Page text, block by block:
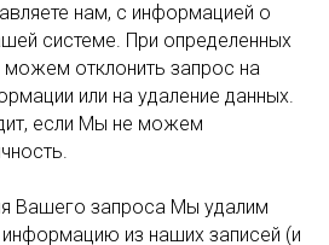
нам, с информацией о
системе. При определенных
отклонить запрос на
или на удаление данных.
если Мы не можем
Вашего запроса Мы удалим
из наших записей (и